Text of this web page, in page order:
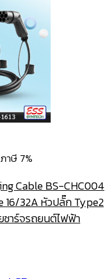
฿.
าษี 7%
Cable BS-CHC004
16/32A หัวปลั๊ก Type2
ชาร์จรถยนต์ไฟฟ้า